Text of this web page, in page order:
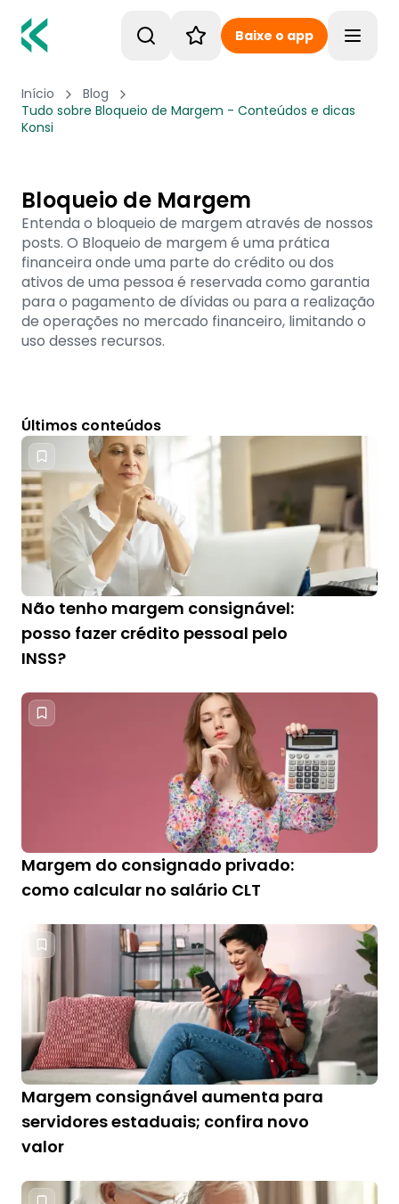
Baixe o app
Início
Blog
Tudo sobre Bloqueio de Margem - Conteúdos e dicas
Konsi
Bloqueio de Margem
Entenda o bloqueio de margem através de nossos
posts. O Bloqueio de margem é uma prática
financeira onde uma parte do crédito ou dos
ativos de uma pessoa é reservada como garantia
para o pagamento de dívidas ou para a realização
de operações no mercado financeiro, limitando o
uso desses recursos.
Últimos conteúdos
Não tenho margem consignável:
posso fazer crédito pessoal pelo
INSS?
Margem do consignado privado:
como calcular no salário CLT
Margem consignável aumenta para
servidores estaduais; confira novo
valor